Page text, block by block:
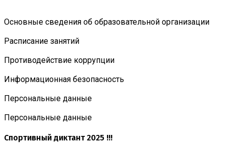
Основные сведения об образовательной организации
Расписание занятий
Противодействие коррупции
Информационная безопасность
Персональные данные
Персональные данные
Спортивный диктант 2025 !!!